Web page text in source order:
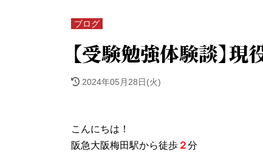
ブログ
【受験勉強体験談】
2024年05月28日(火)
こんにちは！
阪急大阪梅田駅から徒歩 ２分